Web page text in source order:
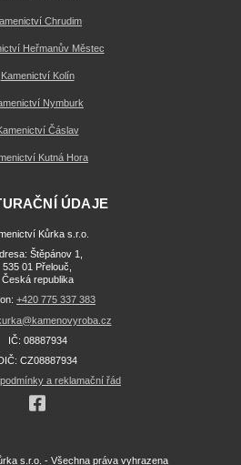
Chrudim
Heřmanův Městec
Kamenictví Kolín
Nymburk
Čáslav
Kutná Hora
ÚDAJE
Kůrka s.r.o.
Štěpánov 1,
535 01 Přelouč,
Česká republika
+420 775 337 383
IČ: 08887934
CZ08887934
a reklamační řád
s.r.o. - Všechna práva vyhrazena